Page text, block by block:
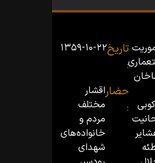
تاریخ
:
۱۳۵۹-۱۰-۲۲
حضار
:
اقشار
مختلف
مردم و
خانواده‌هاى
شهداى